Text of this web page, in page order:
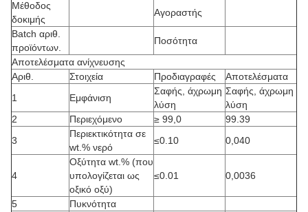
Μέθοδος
δοκιμής
Αγοραστής
Batch αριθ.
προϊόντων.
Ποσότητα
Αποτελέσματα ανίχνευσης
Αριθ.
Στοιχεία Προδιαγραφές
Αποτελέσματα
1
Εμφάνιση
Σαφής, άχρωμη
λύση
Σαφής, άχρωμη
λύση
2
Περιεχόμενο ≥ 99,0
99.39
3
Περιεκτικότητα σε
wt.% νερό
≤0.10 0,040
4
Οξύτητα wt.% (που
υπολογίζεται ως
οξικό οξύ)
≤0.01 0,0036
5
Πυκνότητα